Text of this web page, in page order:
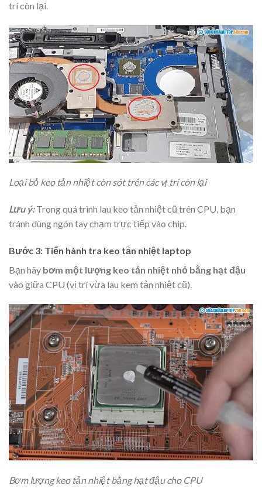
trí còn lại.
Loại bỏ keo tản nhiệt còn sót trên các vị trí còn lại
Lưu ý:Trong quá trình lau keo tản nhiệt cũ trên CPU, bạn
tránh dùng ngón tay chạm trực tiếp vào chip.
Bước 3: Tiến hành tra keo tản nhiệt laptop
Bạn hãy bơm một lượng keo tản nhiệt nhỏ bằng hạt đậu
vào giữa CPU (vị trí vừa lau kem tản nhiệt cũ).
Bơm lượng keo tản nhiệt bằng hạt đậu cho CPU